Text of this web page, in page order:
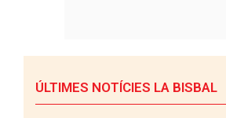
ÚLTIMES NOTÍCIES LA BISBAL